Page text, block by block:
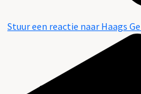
Stuur een reactie naar Haags